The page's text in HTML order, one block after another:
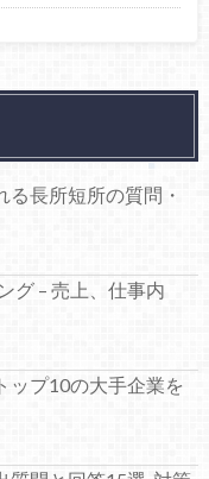
る長所短所の質問・
グ – 売上、仕事内
ップ10の大手企業を